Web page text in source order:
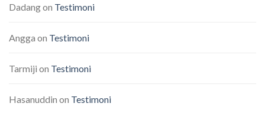
Dadangon Testimoni
Angga on Testimoni
Tarmiji on Testimoni
Hasanuddin on Testimoni